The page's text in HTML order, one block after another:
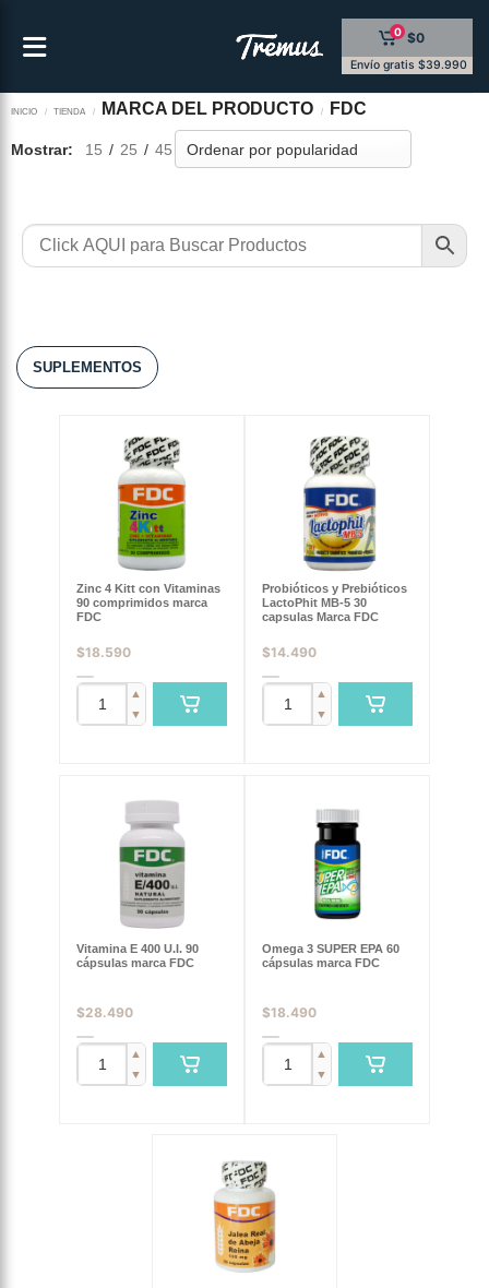
0 $0
Envío gratis $39.990
INICIO / TIENDA / MARCA DEL PRODUCTO / FDC
Mostrar: 15 / 25 / 45
SUPLEMENTOS
Zinc 4 Kitt con Vitaminas
90 comprimidos marca
FDC
$18.590
▲
▼
Probióticos y Prebióticos
LactoPhit MB-5 30
capsulas Marca FDC
$14.490
▲
▼
Vitamina E 400 U.I. 90
cápsulas marca FDC
$28.490
▲
▼
Omega 3 SUPER EPA 60
cápsulas marca FDC
$18.490
▲
▼